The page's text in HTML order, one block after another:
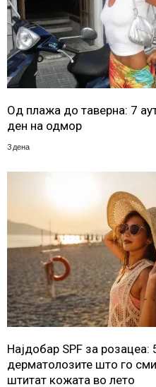
Од плажа до таверна: 7
ден на одмор
3 дена
Најдобар SPF за розацеа:
дерматолозите што го
штитат кожата во лето